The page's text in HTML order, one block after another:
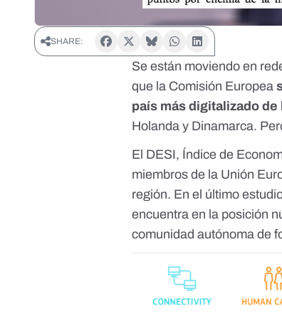
SHARE:
Se están moviendo en
que la Comisión Europea
país más digitalizado de
Holanda y Dinamarca.
El DESI, Índice de
miembros de la Unión
región. En el último
encuentra en la posición
comunidad autónoma de